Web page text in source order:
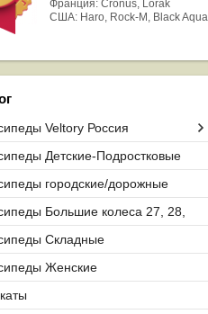
Франция: Cronus, Lorak
США: Haro, Rock-M, Black Aqua
Veltory Россия
Детские-Подростковые
городские/дорожные
Большие колеса 27, 28,
Складные
Женские